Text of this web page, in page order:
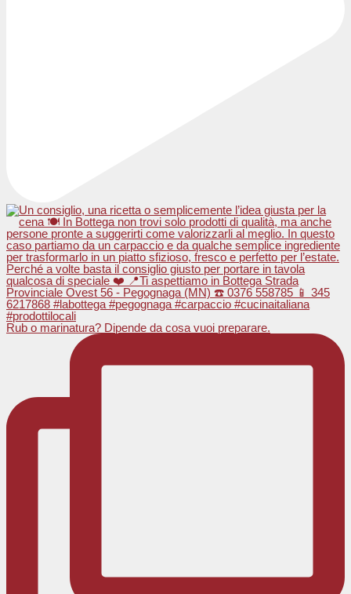
Rub o marinatura? Dipende da cosa vuoi preparare.